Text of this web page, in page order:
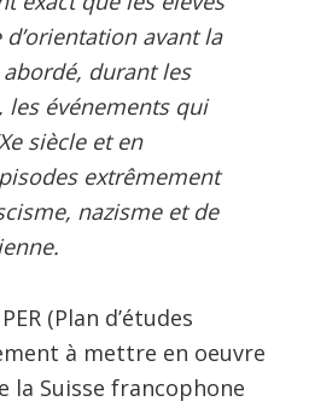
avant la
abordé, durant les
les événements qui
siècle et en
extrêmement
nazisme et de
(Plan d’études
à mettre en oeuvre
la Suisse francophone